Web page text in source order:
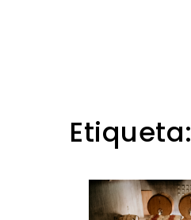
Etiqueta: